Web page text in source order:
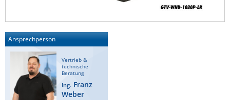
Ansprechperson
Vertrieb &
technische
Beratung
Ing. Franz
Weber